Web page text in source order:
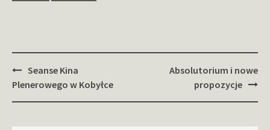
Zobacz
wpisy
Seanse Kina
Plenerowego w Kobyłce
Absolutorium i nowe
propozycje